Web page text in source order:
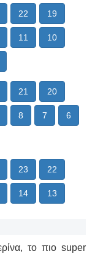
22 19
11 10
21 20
8 7 6
23 22
14 13
το πιο super